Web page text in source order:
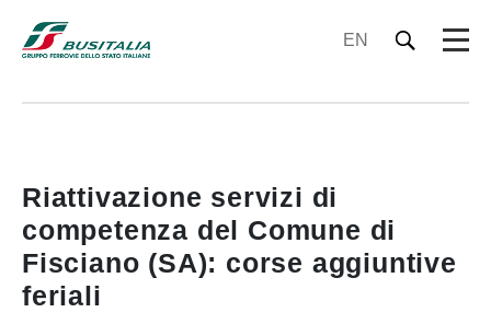
EN
Riattivazione servizi di
competenza del Comune di
Fisciano (SA): corse aggiuntive
feriali